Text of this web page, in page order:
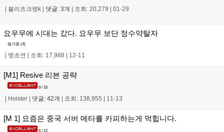
블리츠크랭k 댓글: 3개 조회: 20,279 01-29
요우무에 시대는 갔다. 요우무 보단 정수약탈자
평가중 (4)
| 멩초연 | 조회: 17,988 | 12-11
[M1] Resive 리븐 공략
9 / 10
| Hoister | 댓글: 42개 | 조회: 138,955 | 11-13
[M 1] 요즘은 중국 서버 메타를 카피하는게 먹힙니다.
6 / 12